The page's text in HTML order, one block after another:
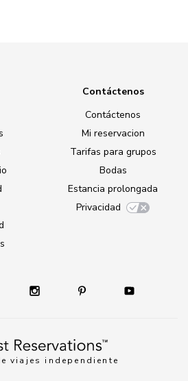
viajes independiente
Contáctenos
Contáctenos
Mi reservacion
Tarifas para grupos
Bodas
Estancia prolongada
Privacidad